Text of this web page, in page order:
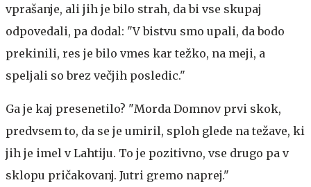
vprašanje, ali jih je bilo strah, da bi vse skupaj
odpovedali, pa dodal: "V bistvu smo upali, da bodo
prekinili, res je bilo vmes kar težko, na meji, a
speljali so brez večjih posledic."
Ga je kaj presenetilo? "Morda Domnov prvi skok,
predvsem to, da se je umiril, sploh glede na težave, ki
jih je imel v Lahtiju. To je pozitivno, vse drugo pa v
sklopu pričakovanj. Jutri gremo naprej."